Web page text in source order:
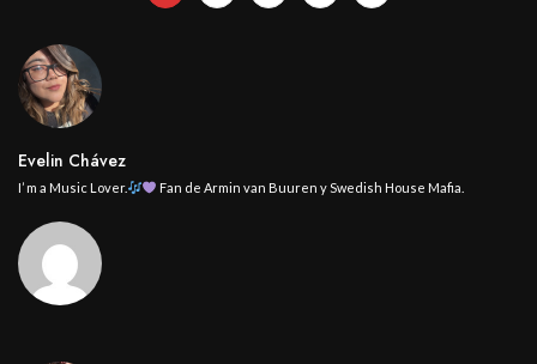
Evelin Chávez
I’ m a Music Lover. Fan de Armin van Buuren y Swedish House Mafia.